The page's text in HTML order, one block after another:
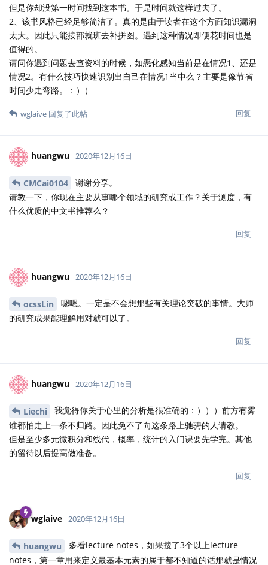
但是你却没第一时间找到这本书。于是时间就这样过去了。
2、该书风格已经足够简洁了。真的是由于读者在这个方面知识漏洞
太大。因此只能按部就班去补拼图。遇到这种情况即便花时间也是
值得的。
请问你遇到问题去查资料的时候，如恶化感知当前是在情况1、还是
情况2。有什么技巧快速识别出自己在情况1当中么？主要是像节省
时间少走弯路。：））
回复
wglaive 回复了此帖
huangwu 2020年12月16日
CMCai0104
谢谢分享。
请教一下，你现在主要从事哪个领域的研究或工作？关于测度，有
什么优质的中文书推荐么？
回复
huangwu 2020年12月16日
ocssLin
嗯嗯。一定是不会想那些有关理论突破的事情。大师
的研究成果能理解用对就可以了。
回复
huangwu 2020年12月16日
Liechi
我觉得你关于心里的分析是很准确的：）））前方有雾
谁都怕走上一条不归路。因此免不了向这条路上驰骋的人请教。
但是至少多元微积分和线代，概率，统计的入门课要先学完。其他
的留待以后提高做准备。
回复
wglaive 2020年12月16日
huangwu
多看lecture notes，如果搜了3个以上lecture
notes，第一章用来定义最基本元素的属于都不知道的话那就是情况